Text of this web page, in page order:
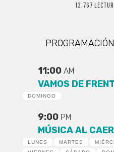
13.767
11:00 AM
VAMOS DE
DOMINGO
9:00 PM
MÚSICA AL
LUNES MARTES